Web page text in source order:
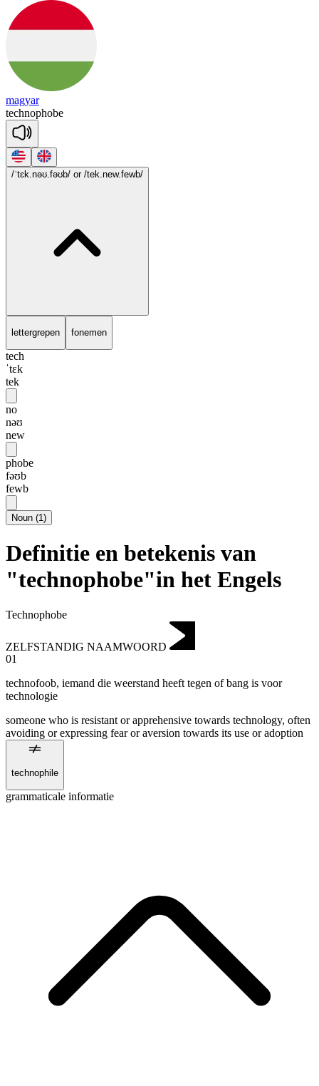
magyar
technophobe
/ˈtɛk.nəʊ.fəʊb/ or /tek.new.fewb/
lettergrepen fonemen
tech
ˈtɛk
tek
no
nəʊ
new
phobe
fəʊb
fewb
Noun (1)
Definitie en betekenis van
"technophobe"in het Engels
Technophobe
ZELFSTANDIG NAAMWOORD
01
technofoob, iemand die weerstand heeft tegen of bang is voor
technologie
someone who is resistant or apprehensive towards technology, often
avoiding or expressing fear or aversion towards its use or adoption
technophile
grammaticale informatie